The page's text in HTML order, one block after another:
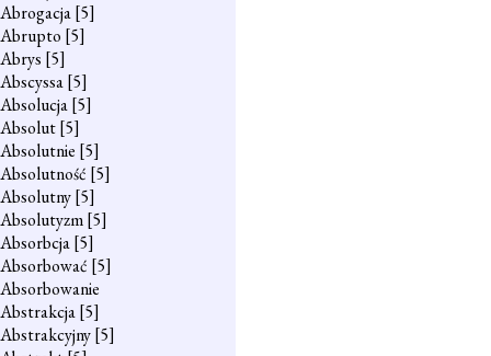
Abrogacja[5]
Abrupto [5]
Abrys [5]
Abscyssa[5]
Absolucja[5]
Absolut[5]
Absolutnie [5]
Absolutność [5]
Absolutny[5]
Absolutyzm[5]
Absorbcja[5]
Absorbować [5]
Absorbowanie
Abstrakcja[5]
Abstrakcyjny[5]